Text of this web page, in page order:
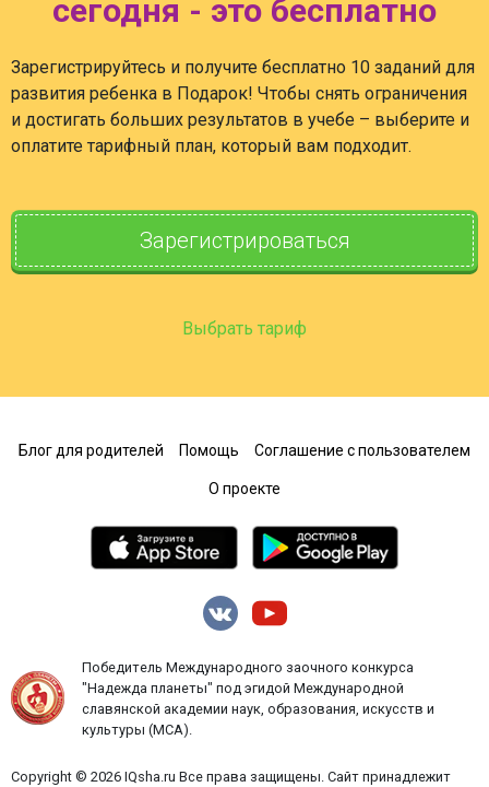
сегодня - это бесплатно
Зарегистрируйтесь и получите бесплатно 10 заданий для
развития ребенка в Подарок! Чтобы снять ограничения
и достигать больших результатов в учебе – выберите и
оплатите тарифный план, который вам подходит.
Зарегистрироваться
Выбрать тариф
Блог для родителей Помощь Соглашение с пользователем
О проекте
Copyright © 2026 IQsha.ru Все права защищены. Сайт принадлежит
Победитель Международного заочного конкурса
"Надежда планеты" под эгидой Международной
славянской академии наук, образования, искусств и
культуры (МСА).